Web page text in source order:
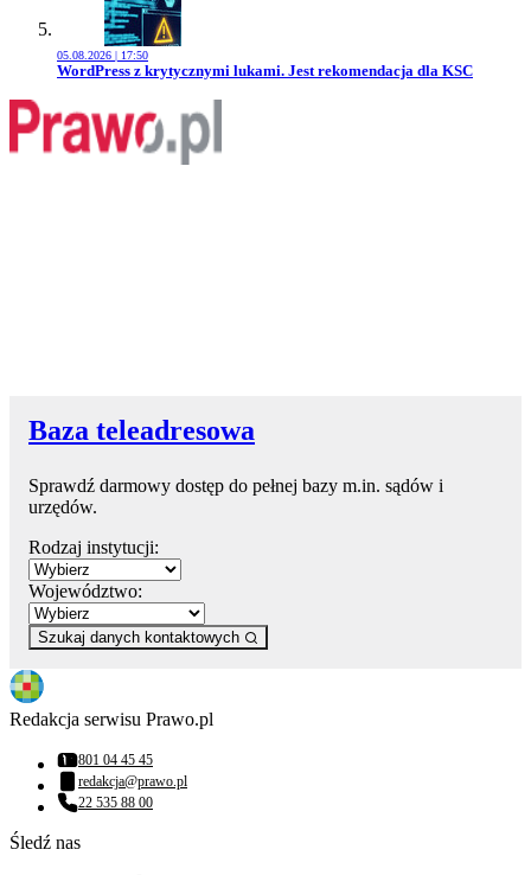
05.08.2026 | 17:50
Przejdź do artykułu:
WordPress z krytycznymi lukami. Jest rekomendacja dla KSC
Baza teleadresowa
Sprawdź darmowy dostęp do pełnej bazy m.in. sądów i
urzędów.
Rodzaj instytucji:
Województwo:
Szukaj danych kontaktowych
Redakcja serwisu Prawo.pl
Numer telefonu:
801 04 45 45
Adres email:
redakcja@prawo.pl
Numer telefonu:
22 535 88 00
Śledź nas